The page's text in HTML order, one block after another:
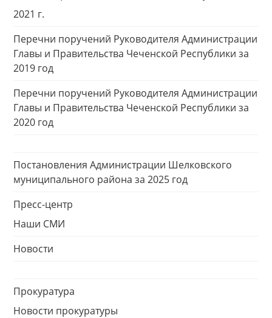
2021 г.
Перечни поручений Руководителя Администрации
Главы и Правительства Чеченской Республики за
2019 год
Перечни поручений Руководителя Администрации
Главы и Правительства Чеченской Республики за
2020 год
Постановления Администрации Шелковского
муниципального района за 2025 год
Пресс-центр
Наши СМИ
Новости
Прокуратура
Новости прокуратуры